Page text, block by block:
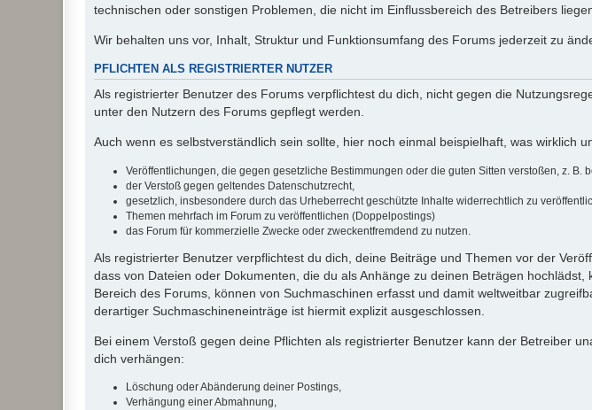
technischen oder sonstigen Problemen, die nicht im Einflussbereich des Betreibers
Wir behalten uns vor, Inhalt, Struktur und Funktionsumfang des Forums jederzeit zu
PFLICHTEN ALS REGISTRIERTER NUTZER
Als registrierter Benutzer des Forums verpflichtest du dich, nicht gegen die
unter den Nutzern des Forums gepflegt werden.
Auch wenn es selbstverständlich sein sollte, hier noch einmal beispielhaft, was wirklich
Veröffentlichungen, die gegen gesetzliche Bestimmungen oder die guten Sitten verstoßen, z. B.
der Verstoß gegen geltendes Datenschutzrecht,
gesetzlich, insbesondere durch das Urheberrecht geschützte Inhalte widerrechtlich zu
Themen mehrfach im Forum zu veröffentlichen (Doppelpostings)
das Forum für kommerzielle Zwecke oder zweckentfremdend zu nutzen.
Als registrierter Benutzer verpflichtest du dich, deine Beiträge und Themen vor der
dass von Dateien oder Dokumenten, die du als Anhänge zu deinen Beträgen
Bereich des Forums, können von Suchmaschinen erfasst und damit weltweitbar
derartiger Suchmaschineneinträge ist hiermit explizit ausgeschlossen.
Bei einem Verstoß gegen deine Pflichten als registrierter Benutzer kann der Betreiber
dich verhängen:
Löschung oder Abänderung deiner Postings,
Verhängung einer Abmahnung,